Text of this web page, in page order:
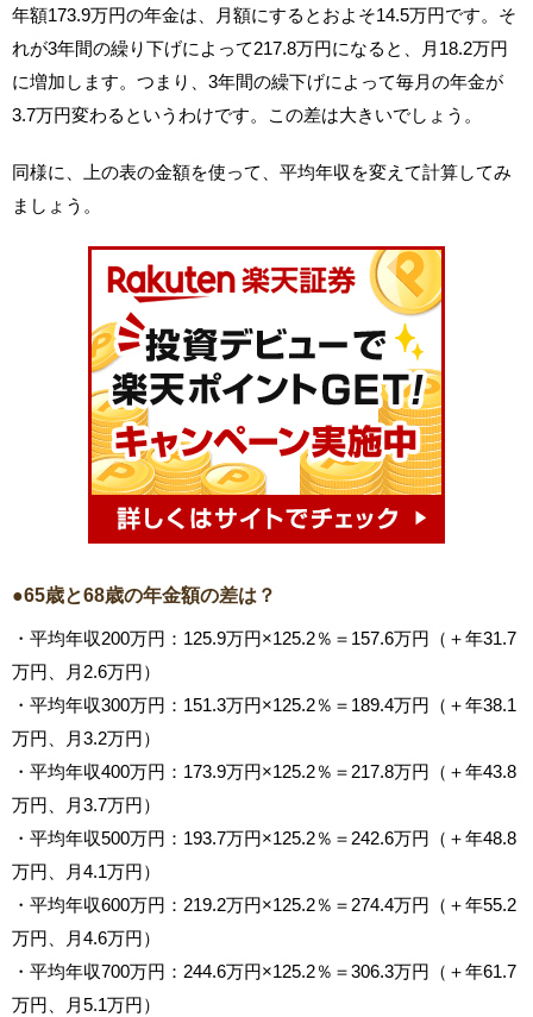
年額173.9万円の年金は、月額にするとおよそ14.5万円です。そ
れが3年間の繰り下げによって217.8万円になると、月18.2万円
に増加します。つまり、3年間の繰下げによって毎月の年金が
3.7万円変わるというわけです。この差は大きいでしょう。
同様に、上の表の金額を使って、平均年収を変えて計算してみ
ましょう。
●65歳と68歳の年金額の差は？
・平均年収200万円：125.9万円×125.2％＝157.6万円（＋年31.7
万円、月2.6万円）
・平均年収300万円：151.3万円×125.2％＝189.4万円（＋年38.1
万円、月3.2万円）
・平均年収400万円：173.9万円×125.2％＝217.8万円（＋年43.8
万円、月3.7万円）
・平均年収500万円：193.7万円×125.2％＝242.6万円（＋年48.8
万円、月4.1万円）
・平均年収600万円：219.2万円×125.2％＝274.4万円（＋年55.2
万円、月4.6万円）
・平均年収700万円：244.6万円×125.2％＝306.3万円（＋年61.7
万円、月5.1万円）